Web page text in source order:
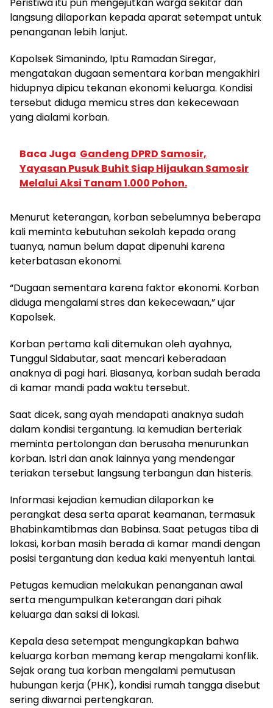
Peristiwa itu pun mengejutkan warga sekitar dan
langsung dilaporkan kepada aparat setempat untuk
penanganan lebih lanjut.
Kapolsek Simanindo, Iptu Ramadan Siregar,
mengatakan dugaan sementara korban mengakhiri
hidupnya dipicu tekanan ekonomi keluarga. Kondisi
tersebut diduga memicu stres dan kekecewaan
yang dialami korban.
Baca Juga Gandeng DPRD Samosir,
Yayasan Pusuk Buhit Siap Hijaukan Samosir
Melalui Aksi Tanam 1.000 Pohon.
Menurut keterangan, korban sebelumnya beberapa
kali meminta kebutuhan sekolah kepada orang
tuanya, namun belum dapat dipenuhi karena
keterbatasan ekonomi.
“Dugaan sementara karena faktor ekonomi. Korban
diduga mengalami stres dan kekecewaan,” ujar
Kapolsek.
Korban pertama kali ditemukan oleh ayahnya,
Tunggul Sidabutar, saat mencari keberadaan
anaknya di pagi hari. Biasanya, korban sudah berada
di kamar mandi pada waktu tersebut.
Saat dicek, sang ayah mendapati anaknya sudah
dalam kondisi tergantung. Ia kemudian berteriak
meminta pertolongan dan berusaha menurunkan
korban. Istri dan anak lainnya yang mendengar
teriakan tersebut langsung terbangun dan histeris.
Informasi kejadian kemudian dilaporkan ke
perangkat desa serta aparat keamanan, termasuk
Bhabinkamtibmas dan Babinsa. Saat petugas tiba di
lokasi, korban masih berada di kamar mandi dengan
posisi tergantung dan kedua kaki menyentuh lantai.
Petugas kemudian melakukan penanganan awal
serta mengumpulkan keterangan dari pihak
keluarga dan saksi di lokasi.
Kepala desa setempat mengungkapkan bahwa
keluarga korban memang kerap mengalami konflik.
Sejak orang tua korban mengalami pemutusan
hubungan kerja (PHK), kondisi rumah tangga disebut
sering diwarnai pertengkaran.